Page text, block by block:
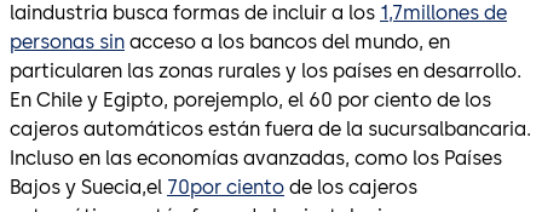
laindustria busca formas de incluir a los 1,7millones de
personas sin acceso a los bancos del mundo, en
particularen las zonas rurales y los países en desarrollo.
En Chile y Egipto, porejemplo, el 60 por ciento de los
cajeros automáticos están fuera de la sucursalbancaria.
Incluso en las economías avanzadas, como los Países
Bajos y Suecia,el 70por ciento de los cajeros